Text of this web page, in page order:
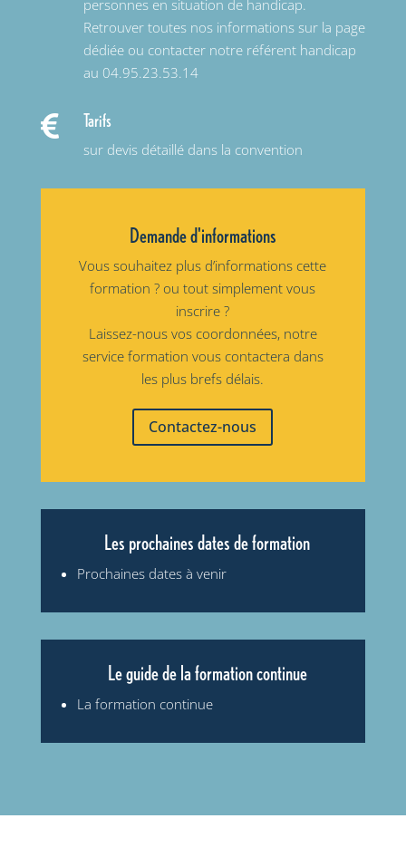
personnes en situation de handicap.
Retrouver toutes nos informations sur la page
dédiée ou contacter notre référent handicap
au 04.95.23.53.14
 Tarifs
sur devis détaillé dans la convention
Demande d'informations
Vous souhaitez plus d’informations cette
formation ? ou tout simplement vous
inscrire ?
Laissez-nous vos coordonnées, notre
service formation vous contactera dans
les plus brefs délais.
Contactez-nous
Les prochaines dates de formation
Prochaines dates à venir
Le guide de la formation continue
La formation continue